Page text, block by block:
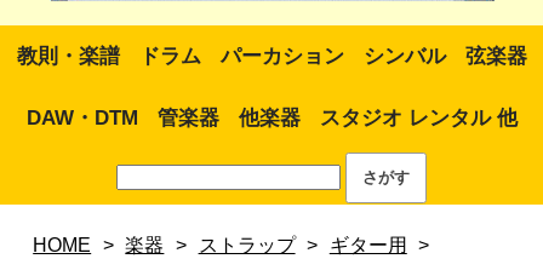
教則・楽譜 ドラム パーカション シンバル 弦楽器
DAW・DTM 管楽器 他楽器 スタジオ レンタル 他
HOME > 楽器 > ストラップ > ギター用 >